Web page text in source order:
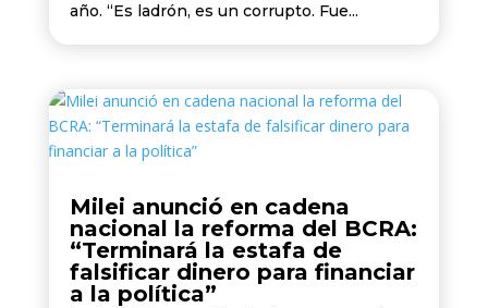
año. “Es ladrón, es un corrupto. Fue...
Milei anunció en cadena
nacional la reforma del BCRA:
“Terminará la estafa de
falsificar dinero para financiar
a la política”